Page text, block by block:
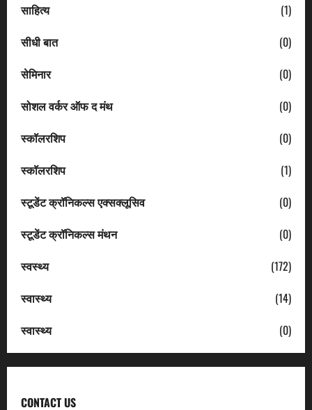
साहित्य
(1)
सीधी बात
(0)
सेमिनार
(0)
सोशल वर्कर ऑफ द मंथ
(0)
स्कॉलरशिप
(0)
स्कॉलरशिप
(1)
स्टूडेंट क्रॉनिकल्स एक्सक्लूसिव
(0)
स्टूडेंट क्रॉनिकल्स मंथन
(0)
स्वस्थ्य
(172)
स्वास्थ्य
(14)
स्वास्थ्य
(0)
CONTACT US